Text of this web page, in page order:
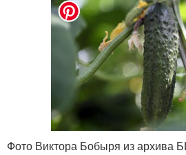
Фото Виктора Бобыря из архива